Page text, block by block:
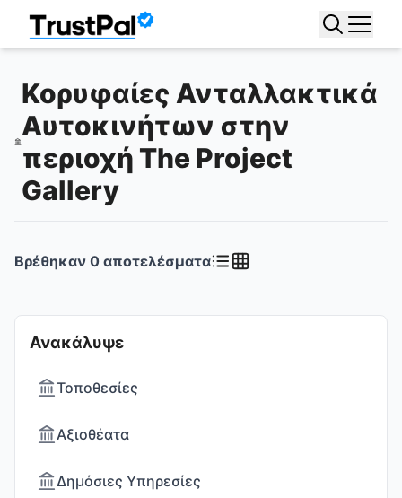
Κορυφαίες Ανταλλακτικά
Αυτοκινήτων στην
περιοχή The Project
Gallery
Ανακάλυψε
Τοποθεσίες
Αξιοθέατα
Δημόσιες Υπηρεσίες
Βρέθηκαν 0 αποτελέσματα